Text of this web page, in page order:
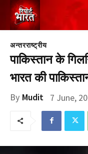
अन्तरराष्ट्रीय
पाकिस्तान के
भारत की
By Mudit 7 June,